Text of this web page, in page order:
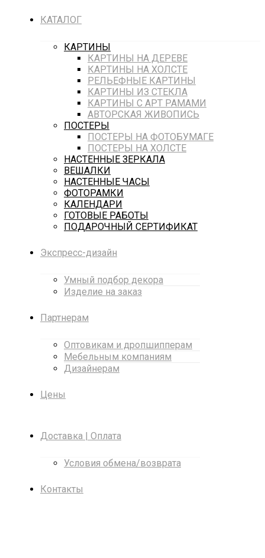
КАТАЛОГ
КАРТИНЫ
КАРТИНЫ НА ДЕРЕВЕ
КАРТИНЫ НА ХОЛСТЕ
РЕЛЬЕФНЫЕ КАРТИНЫ
КАРТИНЫ ИЗ СТЕКЛА
КАРТИНЫ С АРТ РАМАМИ
АВТОРСКАЯ ЖИВОПИСЬ
ПОСТЕРЫ
ПОСТЕРЫ НА ФОТОБУМАГЕ
ПОСТЕРЫ НА ХОЛСТЕ
НАСТЕННЫЕ ЗЕРКАЛА
ВЕШАЛКИ
НАСТЕННЫЕ ЧАСЫ
ФОТОРАМКИ
КАЛЕНДАРИ
ГОТОВЫЕ РАБОТЫ
ПОДАРОЧНЫЙ СЕРТИФИКАТ
Экспресс-дизайн
Умный подбор декора
Изделие на заказ
Партнерам
Оптовикам и дропшипперам
Мебельным компаниям
Дизайнерам
Цены
Доставка | Оплата
Условия обмена/возврата
Контакты